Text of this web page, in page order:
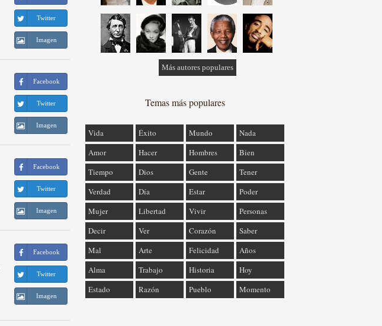
Twitter
Imagen
Facebook
Twitter
Imagen
Facebook
Twitter
Imagen
Facebook
Twitter
Imagen
Más autores populares
Temas más populares
Vida Éxito Mundo
Nada
Amor
Hacer Hombres
Bien
Tiempo
Dios Gente
Tener
Verdad
Día Estar
Poder
Mujer
Libertad Vivir
Personas
Decir
Ver Corazón
Saber
Mal
Arte Felicidad
Años
Alma
Trabajo Historia
Hoy
Estado
Razón Pueblo Momento